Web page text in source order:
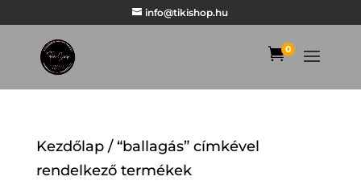
info@tikishop.hu
0
Kezdőlap/ “ballagás” címkével
rendelkező termékek